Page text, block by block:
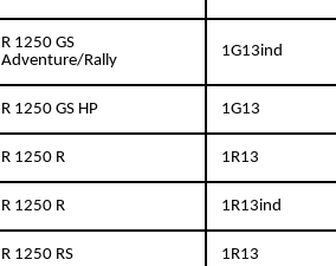
R 1250 GS
Adventure/Rally
1G13ind
R 1250 GS HP 1G13
R 1250 R 1R13
R 1250 R 1R13ind
R 1250 RS 1R13